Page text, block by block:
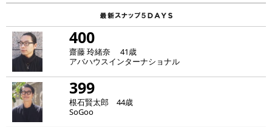
400
齋藤 玲緒奈 41歳
アバハウスインターナショナル
399
根石賢太郎 44歳
SoGoo